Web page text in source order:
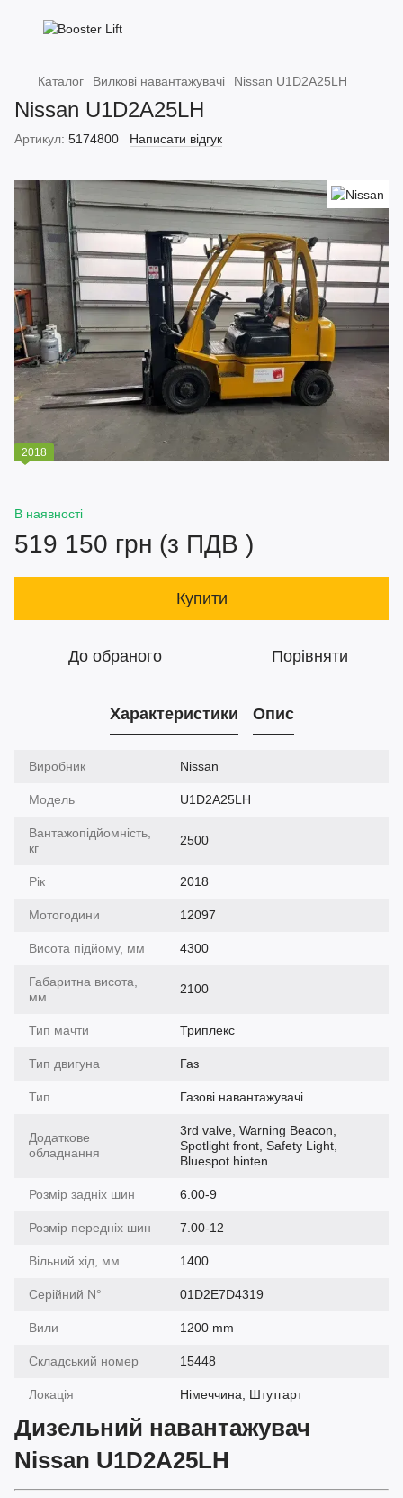
Каталог Вилкові навантажувачі Nissan U1D2A25LH
Nissan U1D2A25LH
Артикул: 5174800 Написати відгук
2018
В наявності
519 150 грн (з ПДВ )
Купити
До обраного Порівняти
Характеристики Опис
Виробник Nissan
Модель U1D2A25LH
Вантажопідйомність,
кг
2500
Рік 2018
Мотогодини 12097
Висота підйому, мм 4300
Габаритна висота,
мм
2100
Тип мачти Триплекс
Тип двигуна Газ
Тип Газові навантажувачі
Додаткове
обладнання
3rd valve, Warning Beacon,
Spotlight front, Safety Light,
Bluespot hinten
Розмір задніх шин 6.00-9
Розмір передніх шин 7.00-12
Вільний хід, мм 1400
Серійний N° 01D2E7D4319
Вили 1200 mm
Складський номер 15448
Локація Німеччина, Штутгарт
Дизельний навантажувач
Nissan U1D2A25LH